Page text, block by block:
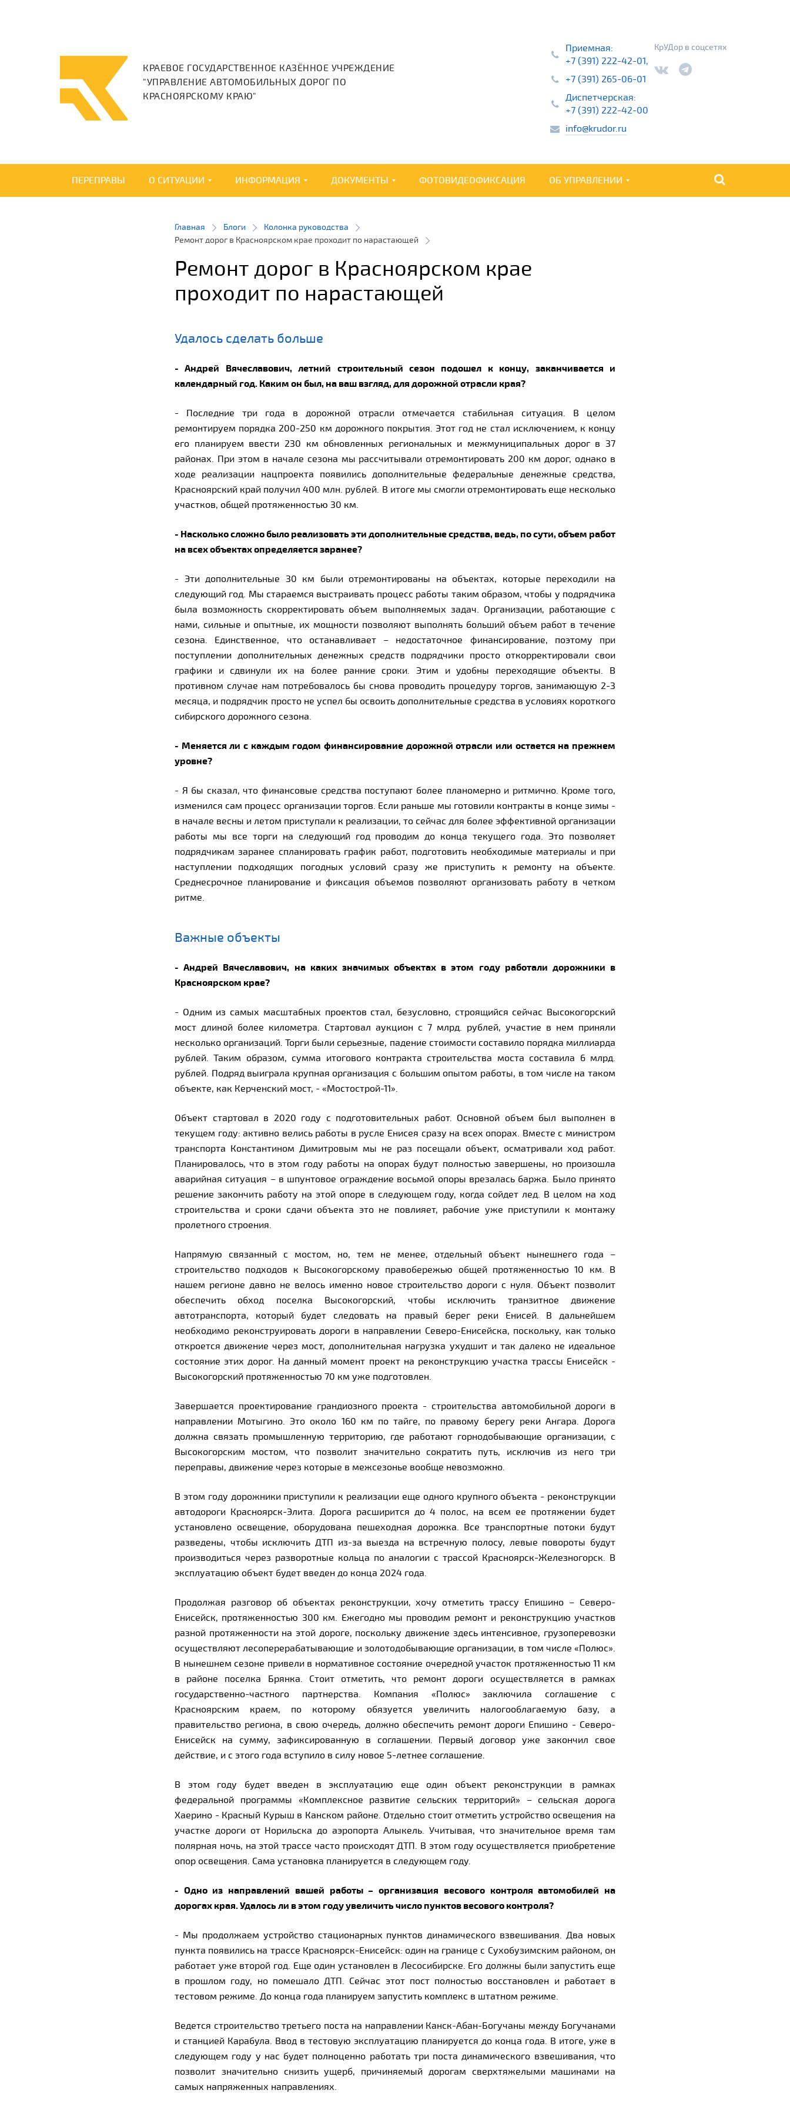
КРАЕВОЕ ГОСУДАРСТВЕННОЕ КАЗЁННОЕ УЧРЕЖДЕНИЕ
"УПРАВЛЕНИЕ АВТОМОБИЛЬНЫХ ДОРОГ ПО
КРАСНОЯРСКОМУ КРАЮ"
Приемная:
+7 (391) 222-42-01,
+7 (391) 265-06-01
Диспетчерская:
+7 (391) 222-42-00
info@krudor.ru
КрУДор в соцсетях
ПЕРЕПРАВЫ О СИТУАЦИИ ИНФОРМАЦИЯ ДОКУМЕНТЫ ФОТОВИДЕОФИКСАЦИЯ ОБ УПРАВЛЕНИИ
Главная Блоги
Колонка руководства
Ремонт дорог в Красноярском крае проходит по нарастающей
Ремонт дорог в Красноярском крае
проходит по нарастающей
Удалось сделать больше
- Андрей Вячеславович, летний строительный сезон подошел к концу, заканчивается и
календарный год. Каким он был, на ваш взгляд, для дорожной отрасли края?
- Последние три года в дорожной отрасли отмечается стабильная ситуация. В целом
ремонтируем порядка 200-250 км дорожного покрытия. Этот год не стал исключением, к концу
его планируем ввести 230 км обновленных региональных и межмуниципальных дорог в 37
районах. При этом в начале сезона мы рассчитывали отремонтировать 200 км дорог, однако в
ходе реализации нацпроекта появились дополнительные федеральные денежные средства,
Красноярский край получил 400 млн. рублей. В итоге мы смогли отремонтировать еще несколько
участков, общей протяженностью 30 км.
- Насколько сложно было реализовать эти дополнительные средства, ведь, по сути, объем работ
на всех объектах определяется заранее?
- Эти дополнительные 30 км были отремонтированы на объектах, которые переходили на
следующий год. Мы стараемся выстраивать процесс работы таким образом, чтобы у подрядчика
была возможность скорректировать объем выполняемых задач. Организации, работающие с
нами, сильные и опытные, их мощности позволяют выполнять больший объем работ в течение
сезона. Единственное, что останавливает – недостаточное финансирование, поэтому при
поступлении дополнительных денежных средств подрядчики просто откорректировали свои
графики и сдвинули их на более ранние сроки. Этим и удобны переходящие объекты. В
противном случае нам потребовалось бы снова проводить процедуру торгов, занимающую 2-3
месяца, и подрядчик просто не успел бы освоить дополнительные средства в условиях короткого
сибирского дорожного сезона.
- Меняется ли с каждым годом финансирование дорожной отрасли или остается на прежнем
уровне?
- Я бы сказал, что финансовые средства поступают более планомерно и ритмично. Кроме того,
изменился сам процесс организации торгов. Если раньше мы готовили контракты в конце зимы -
в начале весны и летом приступали к реализации, то сейчас для более эффективной организации
работы мы все торги на следующий год проводим до конца текущего года. Это позволяет
подрядчикам заранее спланировать график работ, подготовить необходимые материалы и при
наступлении подходящих погодных условий сразу же приступить к ремонту на объекте.
Среднесрочное планирование и фиксация объемов позволяют организовать работу в четком
ритме.
Важные объекты
- Андрей Вячеславович, на каких значимых объектах в этом году работали дорожники в
Красноярском крае?
- Одним из самых масштабных проектов стал, безусловно, строящийся сейчас Высокогорский
мост длиной более километра. Стартовал аукцион с 7 млрд. рублей, участие в нем приняли
несколько организаций. Торги были серьезные, падение стоимости составило порядка миллиарда
рублей. Таким образом, сумма итогового контракта строительства моста составила 6 млрд.
рублей. Подряд выиграла крупная организация с большим опытом работы, в том числе на таком
объекте, как Керченский мост, - «Мостострой-11».
Объект стартовал в 2020 году с подготовительных работ. Основной объем был выполнен в
текущем году: активно велись работы в русле Енисея сразу на всех опорах. Вместе с министром
транспорта Константином Димитровым мы не раз посещали объект, осматривали ход работ.
Планировалось, что в этом году работы на опорах будут полностью завершены, но произошла
аварийная ситуация – в шпунтовое ограждение восьмой опоры врезалась баржа. Было принято
решение закончить работу на этой опоре в следующем году, когда сойдет лед. В целом на ход
строительства и сроки сдачи объекта это не повлияет, рабочие уже приступили к монтажу
пролетного строения.
Напрямую связанный с мостом, но, тем не менее, отдельный объект нынешнего года –
строительство подходов к Высокогорскому правобережью общей протяженностью 10 км. В
нашем регионе давно не велось именно новое строительство дороги с нуля. Объект позволит
обеспечить обход поселка Высокогорский, чтобы исключить транзитное движение
автотранспорта, который будет следовать на правый берег реки Енисей. В дальнейшем
необходимо реконструировать дороги в направлении Северо-Енисейска, поскольку, как только
откроется движение через мост, дополнительная нагрузка ухудшит и так далеко не идеальное
состояние этих дорог. На данный момент проект на реконструкцию участка трассы Енисейск -
Высокогорский протяженностью 70 км уже подготовлен.
Завершается проектирование грандиозного проекта - строительства автомобильной дороги в
направлении Мотыгино. Это около 160 км по тайге, по правому берегу реки Ангара. Дорога
должна связать промышленную территорию, где работают горнодобывающие организации, с
Высокогорским мостом, что позволит значительно сократить путь, исключив из него три
переправы, движение через которые в межсезонье вообще невозможно.
В этом году дорожники приступили к реализации еще одного крупного объекта - реконструкции
автодороги Красноярск-Элита. Дорога расширится до 4 полос, на всем ее протяжении будет
установлено освещение, оборудована пешеходная дорожка. Все транспортные потоки будут
разведены, чтобы исключить ДТП из-за выезда на встречную полосу, левые повороты будут
производиться через разворотные кольца по аналогии с трассой Красноярск-Железногорск. В
эксплуатацию объект будет введен до конца 2024 года.
Продолжая разговор об объектах реконструкции, хочу отметить трассу Епишино – Северо-
Енисейск, протяженностью 300 км. Ежегодно мы проводим ремонт и реконструкцию участков
разной протяженности на этой дороге, поскольку движение здесь интенсивное, грузоперевозки
осуществляют лесоперерабатывающие и золотодобывающие организации, в том числе «Полюс».
В нынешнем сезоне привели в нормативное состояние очередной участок протяженностью 11 км
в районе поселка Брянка. Стоит отметить, что ремонт дороги осуществляется в рамках
государственно-частного партнерства. Компания «Полюс» заключила соглашение с
Красноярским краем, по которому обязуется увеличить налогооблагаемую базу, а
правительство региона, в свою очередь, должно обеспечить ремонт дороги Епишино - Северо-
Енисейск на сумму, зафиксированную в соглашении. Первый договор уже закончил свое
действие, и с этого года вступило в силу новое 5-летнее соглашение.
В этом году будет введен в эксплуатацию еще один объект реконструкции в рамках
федеральной программы «Комплексное развитие сельских территорий» – сельская дорога
Хаерино - Красный Курыш в Канском районе. Отдельно стоит отметить устройство освещения на
участке дороги от Норильска до аэропорта Алыкель. Учитывая, что значительное время там
полярная ночь, на этой трассе часто происходят ДТП. В этом году осуществляется приобретение
опор освещения. Сама установка планируется в следующем году.
- Одно из направлений вашей работы – организация весового контроля автомобилей на
дорогах края. Удалось ли в этом году увеличить число пунктов весового контроля?
- Мы продолжаем устройство стационарных пунктов динамического взвешивания. Два новых
пункта появились на трассе Красноярск-Енисейск: один на границе с Сухобузимским районом, он
работает уже второй год. Еще один установлен в Лесосибирске. Его должны были запустить еще
в прошлом году, но помешало ДТП. Сейчас этот пост полностью восстановлен и работает в
тестовом режиме. До конца года планируем запустить комплекс в штатном режиме.
Ведется строительство третьего поста на направлении Канск-Абан-Богучаны между Богучанами
и станцией Карабула. Ввод в тестовую эксплуатацию планируется до конца года. В итоге, уже в
следующем году у нас будет полноценно работать три поста динамического взвешивания, что
позволит значительно снизить ущерб, причиняемый дорогам сверхтяжелыми машинами на
самых напряженных направлениях.